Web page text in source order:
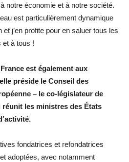
notre économie et à notre société.
est particulièrement dynamique
j’en profite pour en saluer tous les
et à tous !
est également aux
préside le Conseil des
– le co-législateur de
réunit les ministres des États
fondatrices et refondatrices
adoptées, avec notamment